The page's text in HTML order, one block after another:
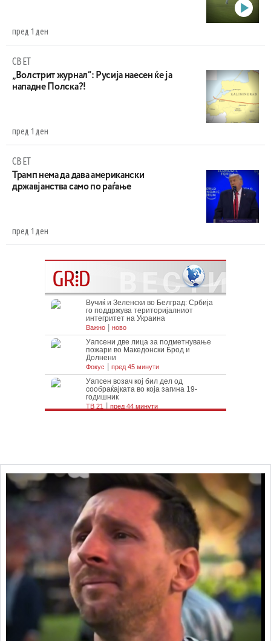
пред 1 ден
СВЕТ
„Волстрит журнал“: Русија наесен ќе ја
нападне Полска?!
пред 1 ден
СВЕТ
Трамп нема да дава американски
државјанства само по раѓање
пред 1 ден